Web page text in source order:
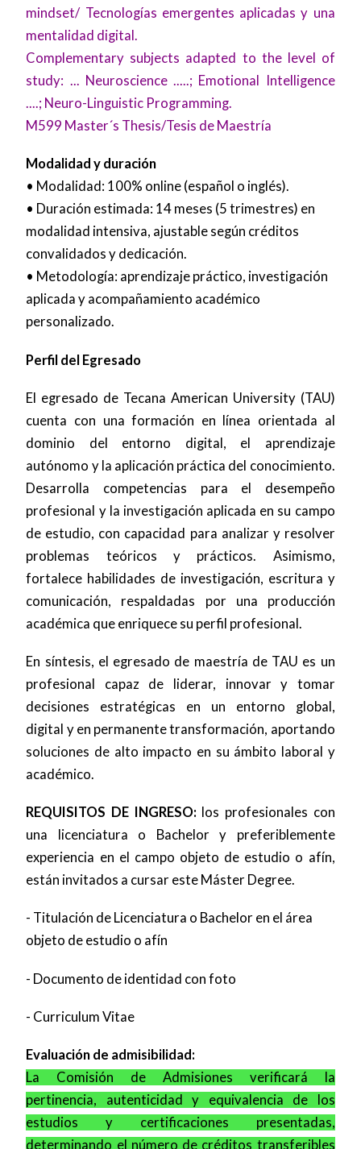
mindset/ Tecnologías emergentes aplicadas y una
mentalidad digital.
Complementary subjects adapted to the level of
study: ... Neuroscience .....; Emotional Intelligence
....; Neuro-Linguistic Programming.
M599 Master´s Thesis/Tesis de Maestría
Modalidad y duración
• Modalidad: 100% online (español o inglés).
• Duración estimada: 14 meses (5 trimestres) en
modalidad intensiva, ajustable según créditos
convalidados y dedicación.
• Metodología: aprendizaje práctico, investigación
aplicada y acompañamiento académico
personalizado.
Perfil del Egresado
El egresado de Tecana American University (TAU)
cuenta con una formación en línea orientada al
dominio del entorno digital, el aprendizaje
autónomo y la aplicación práctica del conocimiento.
Desarrolla competencias para el desempeño
profesional y la investigación aplicada en su campo
de estudio, con capacidad para analizar y resolver
problemas teóricos y prácticos. Asimismo,
fortalece habilidades de investigación, escritura y
comunicación, respaldadas por una producción
académica que enriquece su perfil profesional.
En síntesis, el egresado de maestría de TAU es un
profesional capaz de liderar, innovar y tomar
decisiones estratégicas en un entorno global,
digital y en permanente transformación, aportando
soluciones de alto impacto en su ámbito laboral y
académico.
REQUISITOS DE INGRESO: los profesionales con
una licenciatura o Bachelor y preferiblemente
experiencia en el campo objeto de estudio o afín,
están invitados a cursar este Máster Degree.
- Titulación de Licenciatura o Bachelor en el área
objeto de estudio o afín
- Documento de identidad con foto
- Curriculum Vitae
Evaluación de admisibilidad:
La Comisión de Admisiones verificará la
pertinencia, autenticidad y equivalencia de los
estudios y certificaciones presentadas,
determinando el número de créditos transferibles